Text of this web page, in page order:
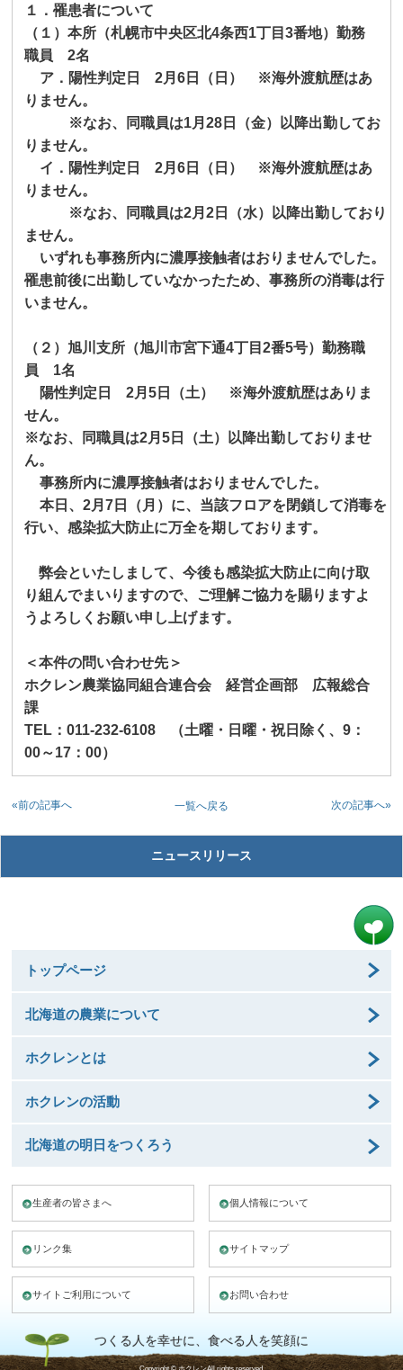
１．罹患者について
（１）本所（札幌市中央区北4条西1丁目3番地）勤務
職員2名
ア．陽性判定日 2月 6日（日） ※海外渡航歴はあ
りません。
※なお、同職員は1月 28日（金）以降出勤してお
りません。
イ．陽性判定日 2月 6日（日） ※海外渡航歴はあ
りません。
※なお、同職員は2月 2日（水）以降出勤しており
ません。
いずれも事務所内に濃厚接触者はおりませんでした。
罹患前後に出勤していなかったため、事務所の消毒は行
いません。
（２）旭川支所（旭川市宮下通4丁目2番5号）勤務職
員 1名
陽性判定日 2月 5日（土） ※海外渡航歴はありま
せん。
※なお、同職員は2月5 日（土）以降出勤しておりませ
ん。
事務所内に濃厚接触者はおりませんでした。
本日、 2月 7日（月）に、当該フロアを閉鎖して消毒を
行い、感染拡大防止に万全を期しております。
弊会といたしまして、今後も感染拡大防止に向け取
り組んでまいりますので、ご理解ご協力を賜りますよ
うよろしくお願い申し上げます。
＜本件の問い合わせ先＞
ホクレン農業協同組合連合会 経営企画部 広報総合
課
TEL ：011-232-6108 （土曜・日曜・祝日除く、9 ：
00～17 ：00）
一覧へ戻る
«前の記事へ 次の記事へ»
ニュースリリース
トップページ
北海道の農業について
ホクレンとは
ホクレンの活動
北海道の明日をつくろう
生産者の皆さまへ 個人情報について
リンク集 サイトマップ
サイトご利用について お問い合わせ
つくる人を幸せに、食べる人を笑顔に